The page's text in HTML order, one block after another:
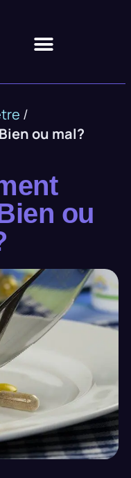
/
ou mal?
ou